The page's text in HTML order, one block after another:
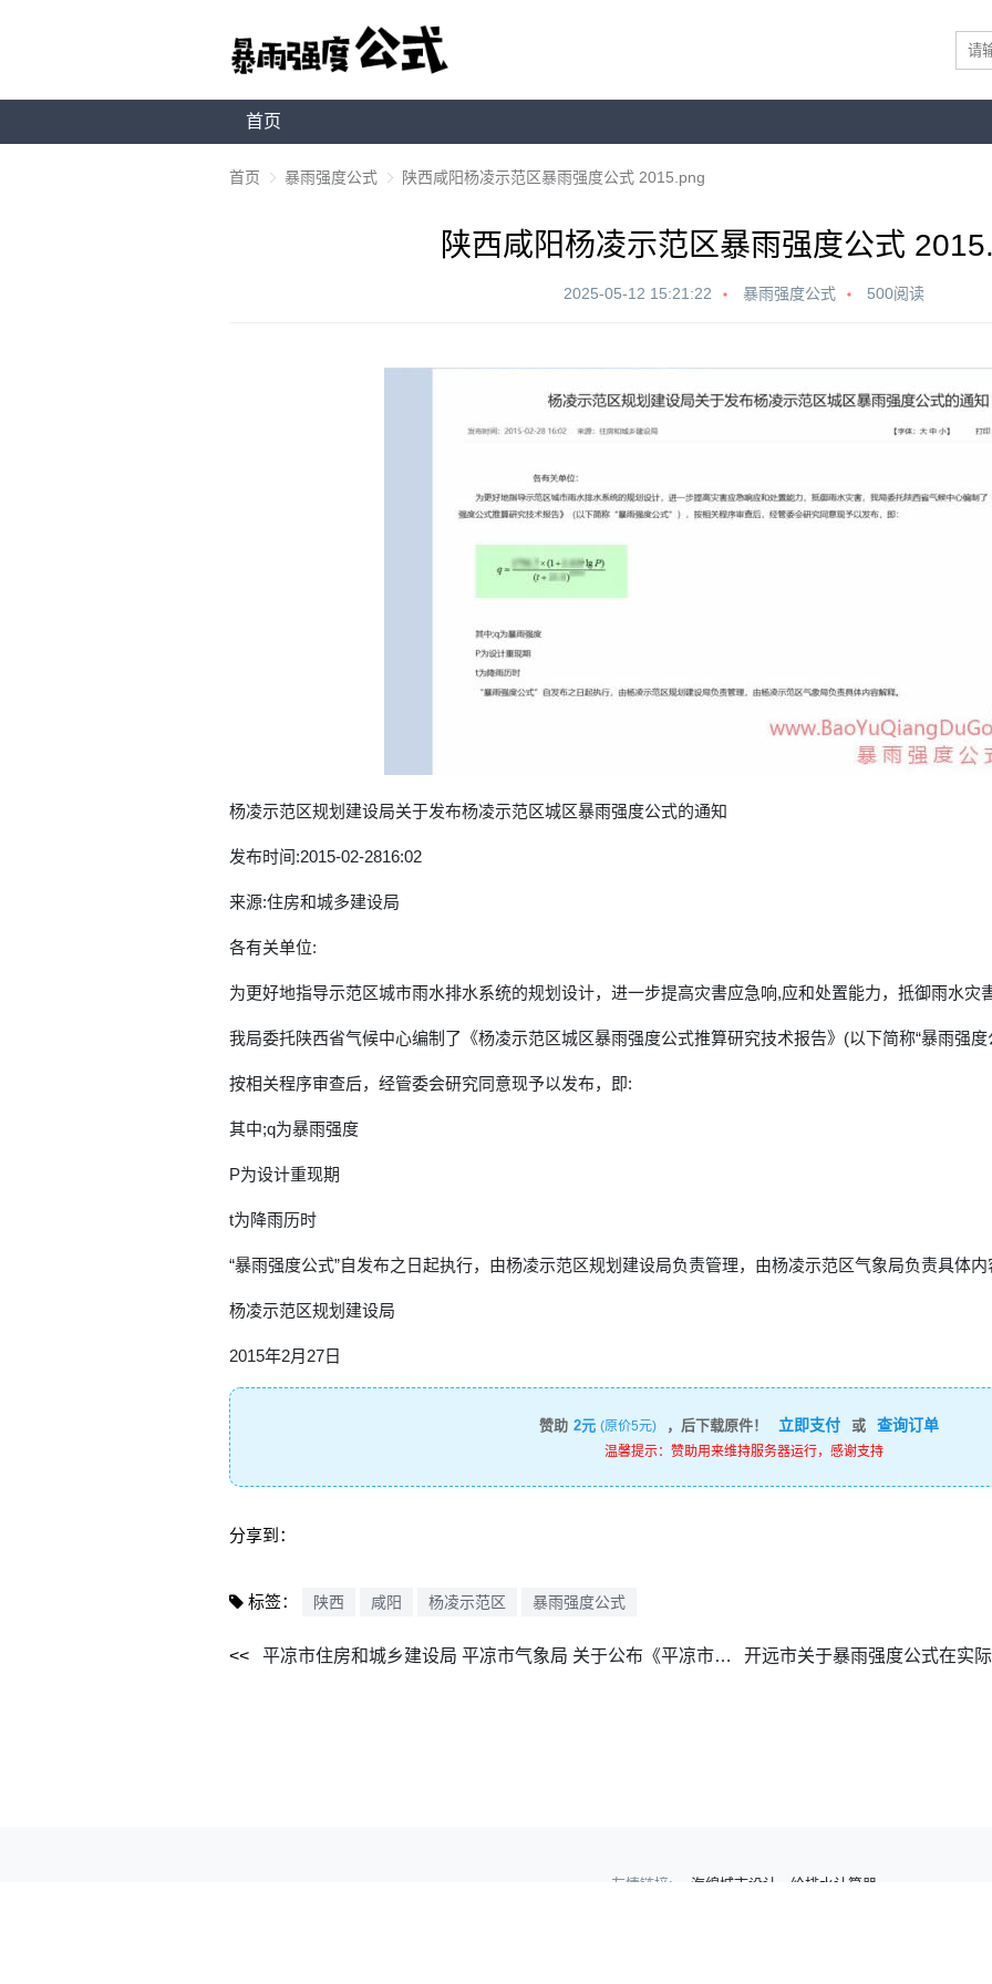
首页
首页 暴雨强度公式 陕西咸阳杨凌示范区暴雨强度公式 2015.png
陕西咸阳杨凌示范区暴雨强度公式
2025-05-12 15:21:22 暴雨强度公式 500阅读
杨凌示范区规划建设局关于发布杨凌示范区城区暴雨强度公式的通知
发布时间:2015-02-2816:02
来源:住房和城多建设局
各有关单位:
为更好地指导示范区城市雨水排水系统的规划设计，进一步提高灾書应急响,应和处置能力，抵御雨水灾書
我局委托陕西省气候中心编制了《杨凌示范区城区暴雨强度公式推算研究技术报告》(以下简称“暴雨强度
按相关程序审查后，经管委会研究同意现予以发布，即:
其中;q为暴雨强度
P为设计重现期
t为降雨历时
“暴雨强度公式”自发布之日起执行，由杨凌示范区规划建设局负责管理，由杨凌示范区气象局负责具体内
杨凌示范区规划建设局
2015年2月27日
赞助 2元 (原价5元) ，后下载原件！ 立即支付 或 查询订单
温馨提示：赞助用来维持服务器运行，感谢支持
分享到：
标签： 陕西 咸阳 杨凌示范区 暴雨强度公式
平凉市住房和城乡建设局 平凉市气象局 关于公布《平凉市中心城区暴雨强度 公式技术报告》的通知2023-6-12.png
友情链接: 海绵城市设计
给排水计算器